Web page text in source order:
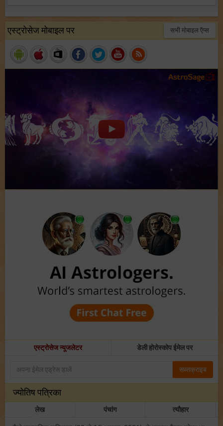
एस्ट्रोसेज मोबाइल पर सभी मोबाइल ऍप्स
एस्ट्रोसेज न्यूजलेटर डेली होरोस्कोप ईमेल पर
सब्सक्राइब
ज्योतिष पत्रिका
लेख पंचांग त्यौहार